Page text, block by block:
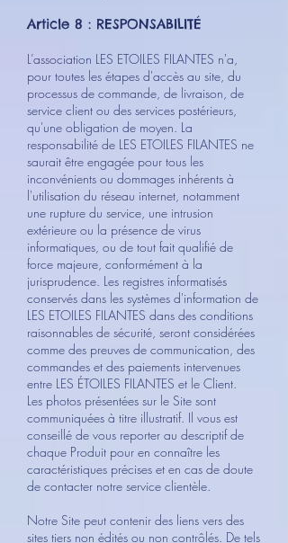
Article 8 : RESPONSABILITÉ
L’association LES ETOILES FILANTES n'a,
pour toutes les étapes d'accès au site, du
processus de commande, de livraison, de
service client ou des services postérieurs,
qu'une obligation de moyen. La
responsabilité de LES ETOILES FILANTES ne
saurait être engagée pour tous les
inconvénients ou dommages inhérents à
l'utilisation du réseau internet, notamment
une rupture du service, une intrusion
extérieure ou la présence de virus
informatiques, ou de tout fait qualifié de
force majeure, conformément à la
jurisprudence. Les registres informatisés
conservés dans les systèmes d'information de
LES ETOILES FILANTES dans des conditions
raisonnables de sécurité, seront considérées
comme des preuves de communication, des
commandes et des paiements intervenues
entre LES ÉTOILES FILANTES et le Client.
Les photos présentées sur le Site sont
communiquées à titre illustratif. Il vous est
conseillé de vous reporter au descriptif de
chaque Produit pour en connaître les
caractéristiques précises et en cas de doute
de contacter notre service clientèle.
Notre Site peut contenir des liens vers des
sites tiers non édités ou non contrôlés. De tels